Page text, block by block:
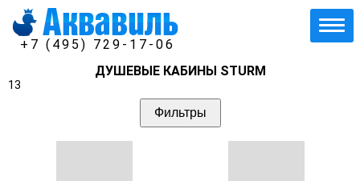
+7 (495) 729-17-06
ДУШЕВЫЕ КАБИНЫ STURM
13
Фильтры